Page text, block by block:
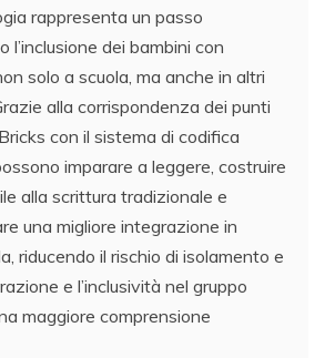
rappresenta un passo
l’inclusione dei bambini con
solo a scuola, ma anche in altri
alla corrispondenza dei punti
con il sistema di codifica
imparare a leggere, costruire
alla scrittura tradizionale e
una migliore integrazione in
riducendo il rischio di isolamento e
e l’inclusività nel gruppo
maggiore comprensione